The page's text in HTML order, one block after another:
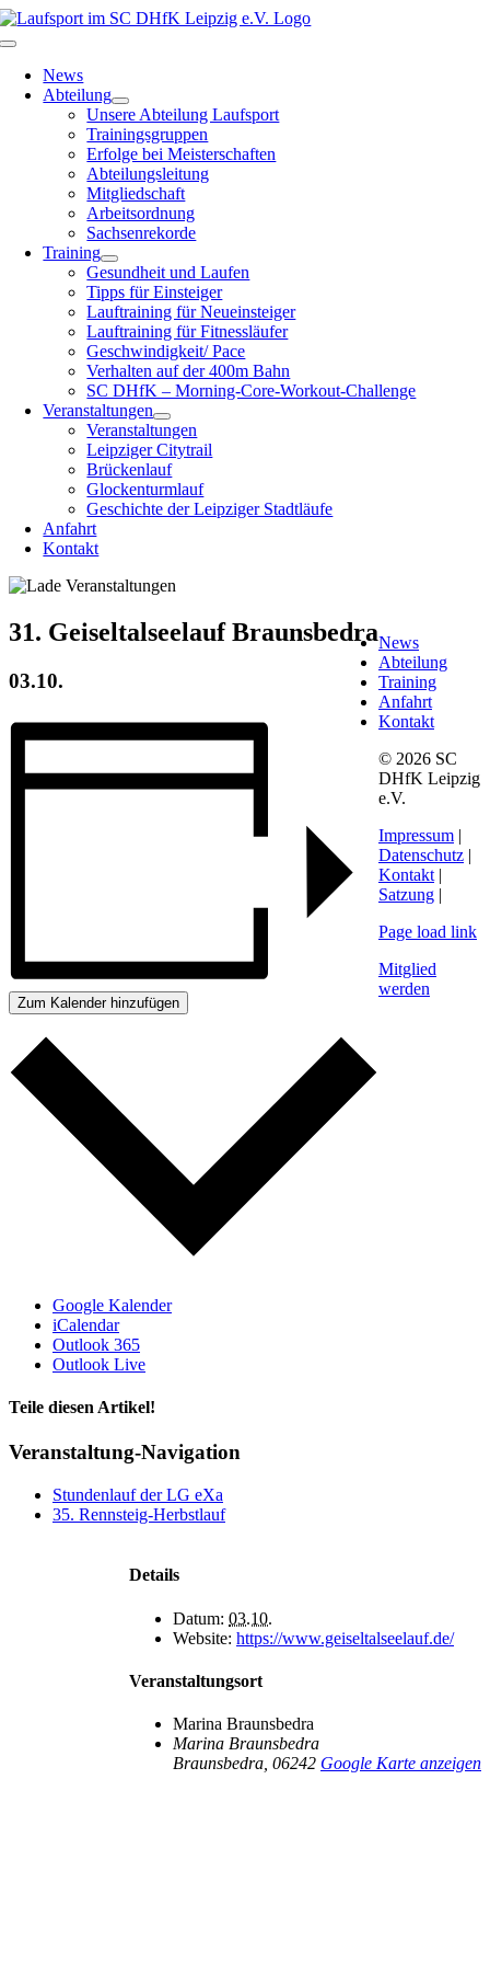
Zum
Inhalt
Toggle
Navigation
News
Abteilung
Unsere Abteilung Laufsport
Trainingsgruppen
Erfolge bei Meisterschaften
Abteilungsleitung
Mitgliedschaft
Arbeitsordnung
Sachsenrekorde
Training
Gesundheit und Laufen
Tipps für Einsteiger
Lauftraining für Neueinsteiger
Lauftraining für Fitnessläufer
Geschwindigkeit/ Pace
Verhalten auf der 400m Bahn
SC DHfK – Morning-Core-Workout-Challenge
Veranstaltungen
Veranstaltungen
Leipziger Citytrail
Brückenlauf
Glockenturmlauf
Geschichte der Leipziger Stadtläufe
Anfahrt
Kontakt
31. Geiseltalseelauf Braunsbedra
03.10.
Zum Kalender hinzufügen
Google Kalender
iCalendar
Outlook 365
Outlook Live
Teile diesen Artikel!
Facebook
X
WhatsApp
Telegram
Veranstaltung-Navigation
Stundenlauf der LG eXa
35. Rennsteig-Herbstlauf
Details
Datum: 03.10.
Website: https://www.geiseltalseelauf.de/
Veranstaltungsort
Marina Braunsbedra
Marina Braunsbedra
Braunsbedra 06242 Google Karte anzeigen
News
Abteilung
Training
Anfahrt
Kontakt
© 2026 SC
DHfK Leipzig
e.V.
Impressum |
Datenschutz |
Kontakt |
Satzung |
Page load link
Mitglied
werden